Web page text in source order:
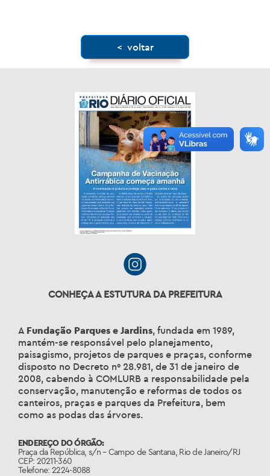
< voltar
CONHEÇA A ESTUTURA DA PREFEITURA
A Fundação Parques e Jardins, fundada em 1989,
mantém-se responsável pelo planejamento,
paisagismo, projetos de parques e praças, conforme
disposto no Decreto nº 28.981, de 31 de janeiro de
2008, cabendo à COMLURB a responsabilidade pela
conservação, manutenção e reformas de todos os
canteiros, praças e parques da Prefeitura, bem
como as podas das árvores.
ENDEREÇO DO ÓRGÃO:
Praça da República, s/n – Campo de Santana, Rio de Janeiro/RJ
CEP: 20211-360
Telefone: 2224-8088